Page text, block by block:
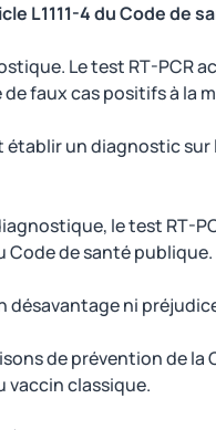
L1111-4 du Code de
Le test RT-PCR
faux cas positifs à la
établir un diagnostic
le test RT-
Code de santé publique.
ni
de prévention de la
vaccin classique.